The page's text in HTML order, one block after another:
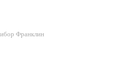
Франклин